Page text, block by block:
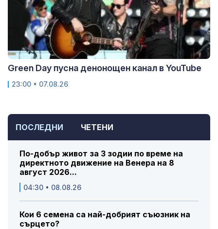
ПОСЛЕДНИ ЧЕТЕНИ
По-добър живот за 3 зодии по време на
директното движение на Венера на 8
август 2026...
04:30 • 08.08.26
Кои 6 семена са най-добрият съюзник на
сърцето?
Green Day пусна денонощен канал в YouTube
23:00 • 07.08.26